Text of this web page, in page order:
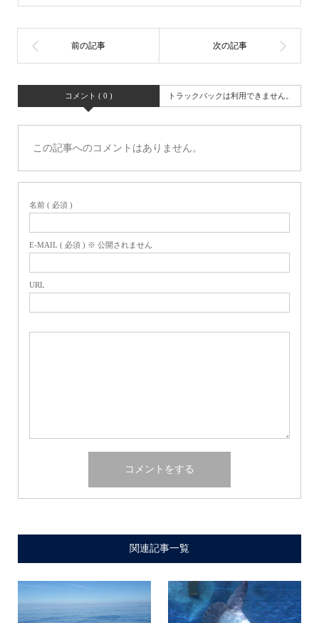
コメント ( 0 ) トラックバックは利用できません。
この記事へのコメントはありません。
名前 ( 必須 )
E-MAIL ( 必須 ) ※ 公開されません
URL
関連記事一覧